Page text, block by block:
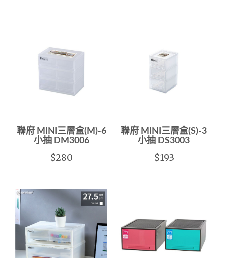
聯府 MINI三層盒(M)-6
小抽 DM3006
$280
聯府 MINI三層盒(S)-3
小抽 DS3003
$193